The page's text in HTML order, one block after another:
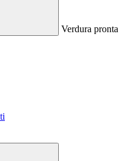
Verdura pronta